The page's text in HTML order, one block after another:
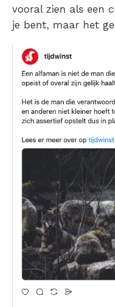
vooral zien als een
je bent, maar het